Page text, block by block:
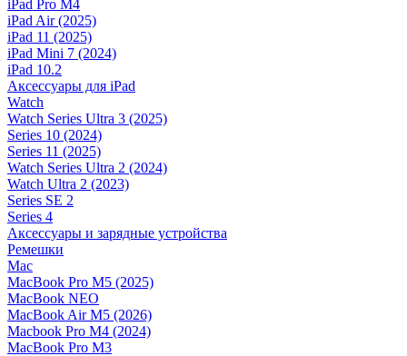
iPad Pro M4
iPad Air (2025)
iPad 11 (2025)
iPad Mini 7 (2024)
iPad 10.2
Аксессуары для iPad
Watch
Watch Series Ultra 3 (2025)
Series 10 (2024)
Series 11 (2025)
Watch Series Ultra 2 (2024)
Watch Ultra 2 (2023)
Series SE 2
Series 4
Аксессуары и зарядные устройства
Ремешки
Mac
MacBook Pro M5 (2025)
MacBook NEO
MacBook Air M5 (2026)
Macbook Pro M4 (2024)
MacBook Pro M3